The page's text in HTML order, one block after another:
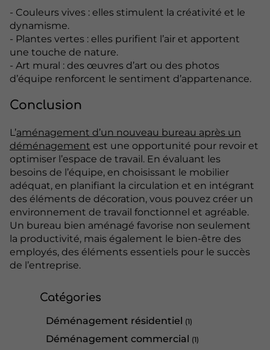
Catégories
Déménagement résidentiel (1)
Déménagement commercial (1)
- Couleurs vives : elles stimulent la créativité et le
dynamisme.
- Plantes vertes : elles purifient l’air et apportent
une touche de nature.
- Art mural : des œuvres d’art ou des photos
d’équipe renforcent le sentiment d’appartenance.
Conclusion
L’aménagement d’un nouveau bureau après un
déménagement est une opportunité pour revoir et
optimiser l’espace de travail. En évaluant les
besoins de l’équipe, en choisissant le mobilier
adéquat, en planifiant la circulation et en intégrant
des éléments de décoration, vous pouvez créer un
environnement de travail fonctionnel et agréable.
Un bureau bien aménagé favorise non seulement
la productivité, mais également le bien-être des
employés, des éléments essentiels pour le succès
de l’entreprise.